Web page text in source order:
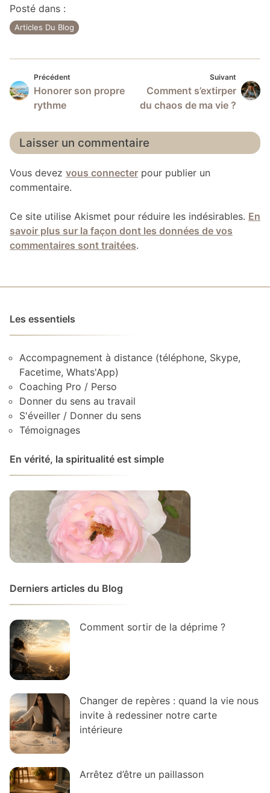
Posté dans :
Articles Du Blog
Navigation
de
Précédent
Honorer son propre
rythme
Suivant
Comment s’extirper
du chaos de ma vie ?
Laisser un commentaire
Vous devez vous connecter pour publier un
commentaire.
Ce site utilise Akismet pour réduire les indésirables. En
savoir plus sur la façon dont les données de vos
commentaires sont traitées.
Les essentiels
Accompagnement à distance (téléphone, Skype,
Facetime, Whats'App)
Coaching Pro / Perso
Donner du sens au travail
S'éveiller / Donner du sens
Témoignages
En vérité, la spiritualité est simple
Derniers articles du Blog
Comment sortir de la déprime ?
Changer de repères : quand la vie nous
invite à redessiner notre carte
intérieure
Arrêtez d’être un paillasson